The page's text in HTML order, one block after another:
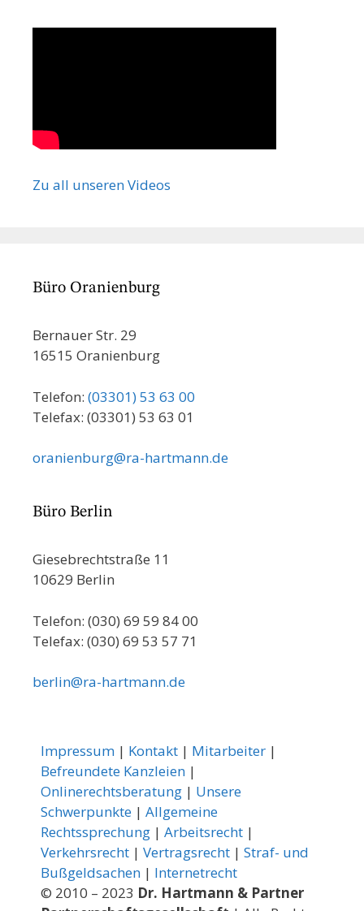
Zu all unseren Videos
Büro Oranienburg
Bernauer Str. 29
16515 Oranienburg
Telefon: (03301) 53 63 00
Telefax: (03301) 53 63 01
oranienburg@ra-hartmann.de
Büro Berlin
Giesebrechtstraße 11
10629 Berlin
Telefon: (030) 69 59 84 00
Telefax: (030) 69 53 57 71
berlin@ra-hartmann.de
Impressum | Kontakt | Mitarbeiter |
Befreundete Kanzleien |
Onlinerechtsberatung | Unsere
Schwerpunkte | Allgemeine
Rechtssprechung | Arbeitsrecht |
Verkehrsrecht | Vertragsrecht | Straf- und
Bußgeldsachen | Internetrecht
© 2010 – 2023 Dr. Hartmann & Partner